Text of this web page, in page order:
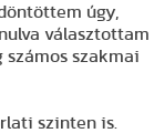
úgy,
választottam
szakmai
szinten is.